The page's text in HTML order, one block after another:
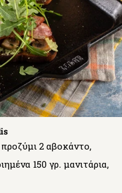
2 αβοκάντο,
150 γρ. μανιτάρια,